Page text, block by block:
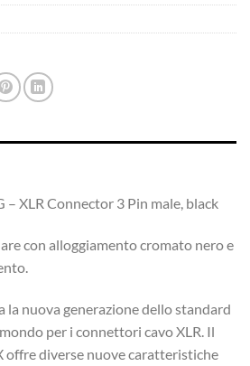
XLR Connector 3 Pin male, black
con alloggiamento cromato nero e
la nuova generazione dello standard
per i connettori cavo XLR. Il
offre diverse nuove caratteristiche